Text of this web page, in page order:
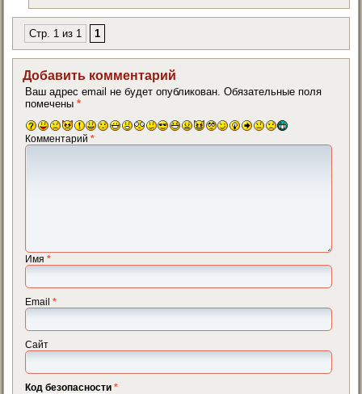
Стр. 1 из 1 1
Добавить комментарий
Ваш адрес email не будет опубликован. Обязательные поля
помечены*
Комментарий*
Имя*
Email*
Сайт
Код безопасности*